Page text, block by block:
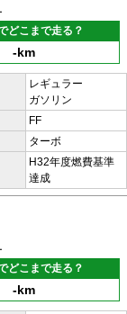
どこまで走る？
-km
レギュラー
ガソリン
FF
ターボ
H32年度燃費基準
達成
どこまで走る？
-km